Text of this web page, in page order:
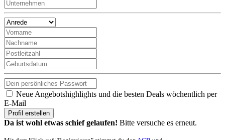
Neue Angebotshighlights und die besten Deals wöchentlich per
E-Mail
Profil erstellen
Da ist wohl etwas schief gelaufen! Bitte versuche es erneut.